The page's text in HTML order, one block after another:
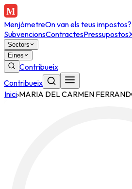
MenjòmetreOn van els teus impostos?
SubvencionsContractesPressupostos
Sectors
Eines
Contribueix
Contribueix
Inici›MARIA DEL CARMEN